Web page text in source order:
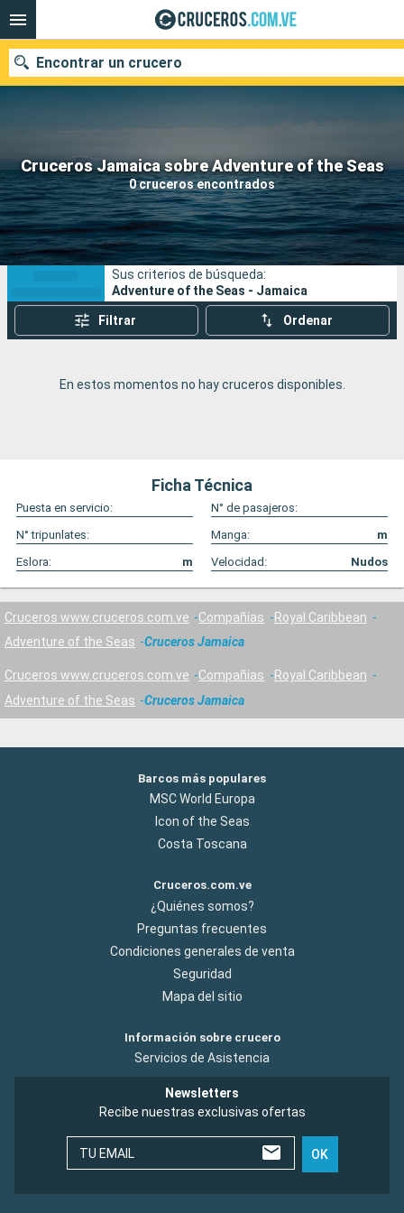
Cruceros Jamaica sobre Adventure of the Seas
0 cruceros encontrados
Encontrar un crucero
Nuestros destinos
Fecha de salida
Puertos Compañías
Buscar
Sus criterios de búsqueda:
Adventure of the Seas - Jamaica
Filtrar Ordenar
En estos momentos no hay cruceros disponibles.
Ficha Técnica
Puesta en servicio:
N° de pasajeros:
N° tripunlates:
Manga:
m
Eslora:
m Velocidad: Nudos
Cruceros www.cruceros.com.ve Compañías
Royal Caribbean
Adventure of the Seas
Cruceros Jamaica
Cruceros www.cruceros.com.ve Compañías
Royal Caribbean
Adventure of the Seas
Cruceros Jamaica
Barcos más populares
MSC World Europa
Icon of the Seas
Costa Toscana
Cruceros.com.ve
¿Quiénes somos?
Preguntas frecuentes
Condiciones generales de venta
Seguridad
Mapa del sitio
Información sobre crucero
Servicios de Asistencia
Newsletters
Recibe nuestras exclusivas ofertas
TU EMAIL OK